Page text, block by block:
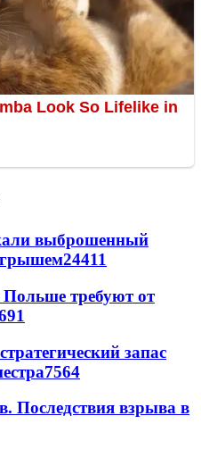
выброшенный
24411
Польше требуют от
запас
7564
Последствия взрыва в